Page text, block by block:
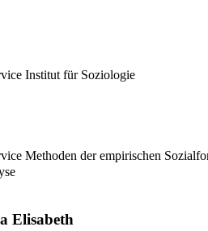
Institut für Soziologie
Methoden der empirischen
Elisabeth